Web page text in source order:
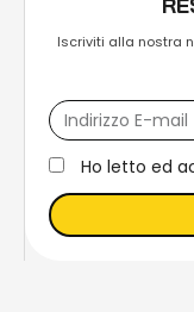
Iscriviti alla nostra
Ho letto ed